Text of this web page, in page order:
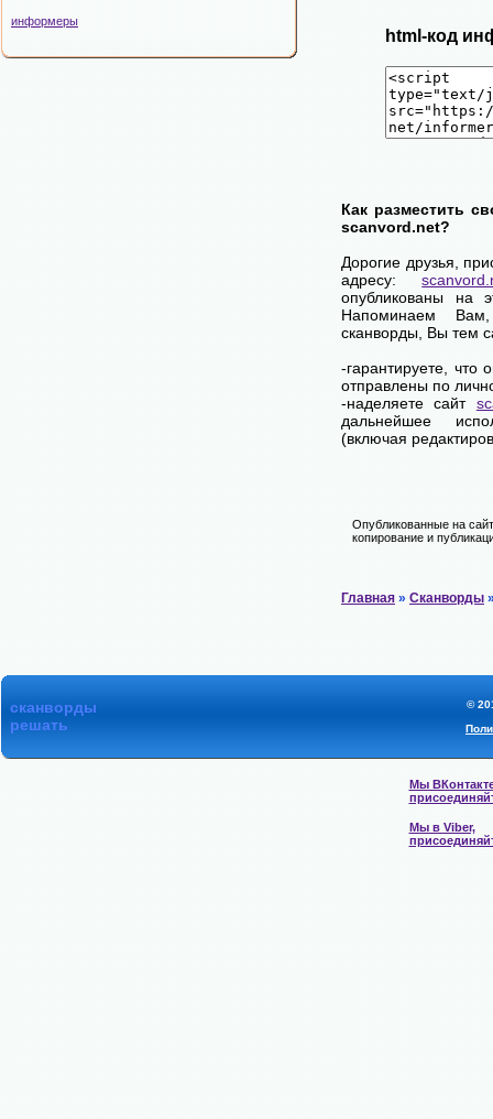
информеры
html-код
Как разместить
scanvord.net?
Дорогие друзья,
адресу:
опубликованы на
Напоминаем
сканворды, Вы тем
-гарантируете, что
отправлены по
-наделяете сайт
дальнейшее
(включая
Опубликованные на
копирование и
Главная » Сканворды
сканворды
решать
©
Мы
Мы в Viber,